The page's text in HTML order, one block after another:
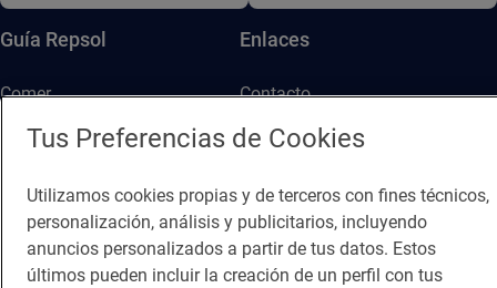
Guía Repsol
Comer
Viajar
Enlaces
Contacto
Sala de prensa
Tus Preferencias de Cookies
Utilizamos cookies propias y de terceros con fines técnicos,
personalización, análisis y publicitarios, incluyendo
anuncios personalizados a partir de tus datos. Estos
últimos pueden incluir la creación de un perfil con tus